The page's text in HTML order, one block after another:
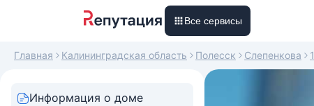
Все сервисы
Главная Калининградская область Полесск Слепенкова 1
Информация о доме